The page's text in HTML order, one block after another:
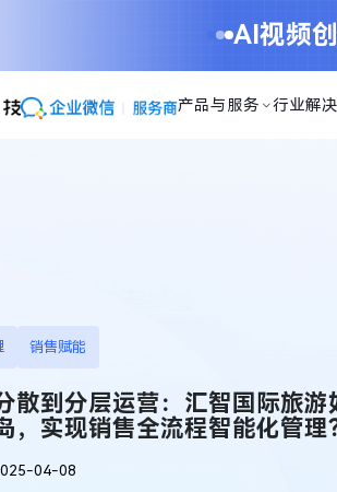
AI视频
产品与服务 行业解
销售赋能
散到分层运营：汇智国际旅游
，实现销售全流程智能化管理
04-08